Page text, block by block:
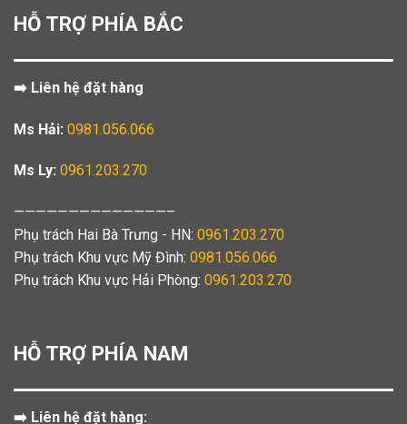
HỖ TRỢ PHÍA BẮC
➡️ Liên hệ đặt hàng
Ms Hải: 0981.056.066
Ms Ly: 0961.203.270
——————————————–
Phụ trách Hai Bà Trưng - HN: 0961.203.270
Phụ trách Khu vực Mỹ Đình: 0981.056.066
Phụ trách Khu vực Hải Phòng: 0961.203.270
HỖ TRỢ PHÍA NAM
➡️ Liên hệ đặt hàng: